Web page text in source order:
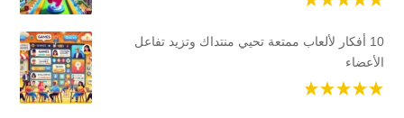
10 أفكار لألعاب ممتعة تحيي منتداك وتزيد تفاعل
الأعضاء